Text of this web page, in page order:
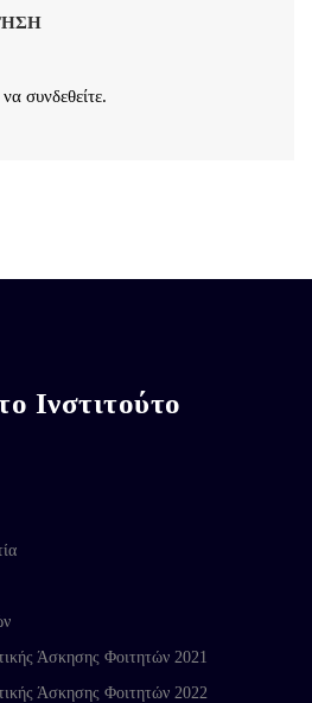
να συνδεθείτε.
Ινστιτούτο
Άσκησης Φοιτητών 2021
Άσκησης Φοιτητών 2022